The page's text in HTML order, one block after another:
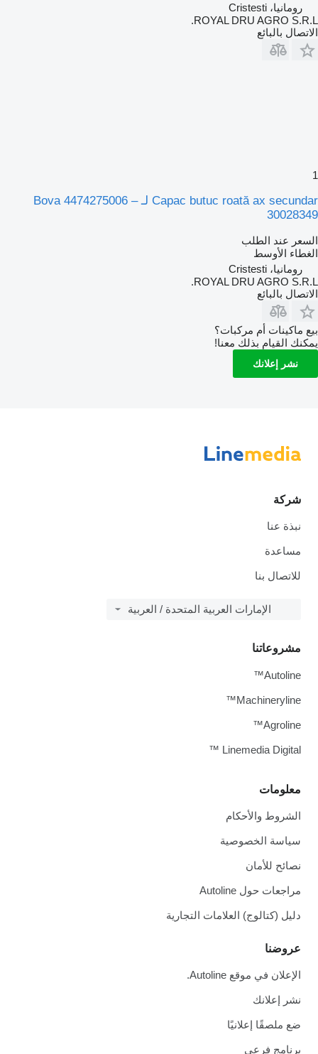
رومانيا، Cristesti
ROYAL DRU AGRO S.R.L.
الاتصال بالبائع
1
Capac butuc roată ax secundar لـ Bova 4474275006 –
30028349
السعر عند الطلب
الغطاء الأوسط
رومانيا، Cristesti
ROYAL DRU AGRO S.R.L.
الاتصال بالبائع
بيع ماكينات أم مركبات؟
يمكنك القيام بذلك معنا!
نشر إعلانك
شركة
نبذة عنا
مساعدة
للاتصال بنا
الإمارات العربية المتحدة / العربية
معلومات
الشروط والأحكام
سياسة الخصوصية
نصائح للأمان
مراجعات حول Autoline
دليل (كتالوج) العلامات التجارية
عروضنا
الإعلان في موقع Autoline.
نشر إعلانك
ضع ملصقًا إعلانيًا
برنامج فرعي
مشروعاتنا
Autoline™
Machineryline™
Agroline™
Linemedia Digital ™